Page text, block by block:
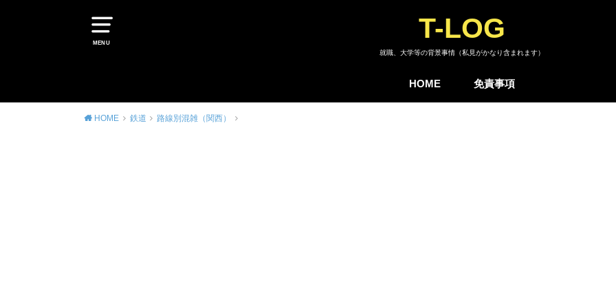
MENU T-LOG
就職、大学等の背景事情（私見がかなり含まれます）
HOME 免責事項
HOME 鉄道 路線別混雑（関西）